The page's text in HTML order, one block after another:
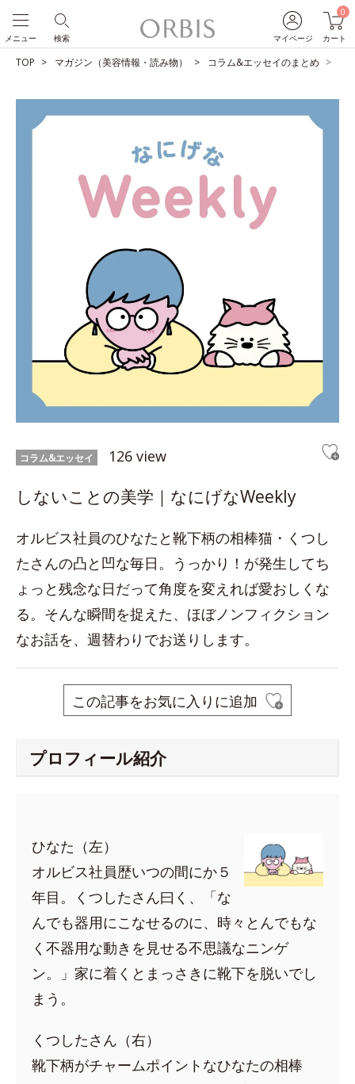
マイページ
0
カート
検索
メニュー
TOP マガジン（美容情報・読み物） コラム&エッセイのまとめ
コラム&エッセイ 126 view
しないことの美学｜なにげなWeekly
オルビス社員のひなたと靴下柄の相棒猫・くつし
たさんの凸と凹な毎日。うっかり！が発生してち
ょっと残念な日だって角度を変えれば愛おしくな
る。そんな瞬間を捉えた、ほぼノンフィクション
なお話を、週替わりでお送りします。
この記事をお気に入りに追加
プロフィール紹介
ひなた（左）
オルビス社員歴いつの間にか５
年目。くつしたさん曰く、「な
んでも器用にこなせるのに、時々とんでもな
く不器用な動きを見せる不思議なニンゲ
ン。」家に着くとまっさきに靴下を脱いでし
まう。
くつしたさん（右）
靴下柄がチャームポイントなひなたの相棒